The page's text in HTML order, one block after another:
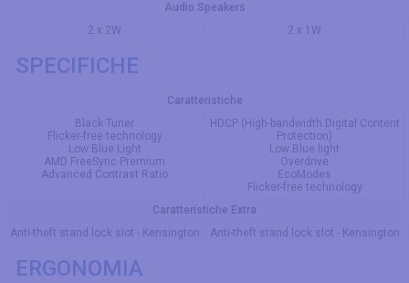
Audio Speakers
2 x 2W
2 x 1W
SPECIFICHE
Caratteristiche
Black Tuner
Flicker-free technology
Low Blue Light
AMD FreeSync Premium
Advanced Contrast Ratio
HDCP (High-bandwidth Digital Content
Protection)
Low Blue light
Overdrive
EcoModes
Flicker-free technology
Caratteristiche Extra
Anti-theft stand lock slot - Kensington
Anti-theft stand lock slot - Kensington
ERGONOMIA